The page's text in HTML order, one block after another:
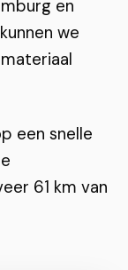
en
we
een snelle
61 km van